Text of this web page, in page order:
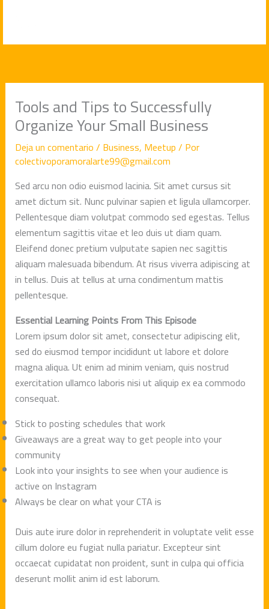
Tools and Tips to Successfully
Organize Your Small Business
Deja un comentario/ Business, Meetup/ Por
colectivoporamoralarte99@gmail.com
Sed arcu non odio euismod lacinia. Sit amet cursus sit
amet dictum sit. Nunc pulvinar sapien et ligula ullamcorper.
Pellentesque diam volutpat commodo sed egestas. Tellus
elementum sagittis vitae et leo duis ut diam quam.
Eleifend donec pretium vulputate sapien nec sagittis
aliquam malesuada bibendum. At risus viverra adipiscing at
in tellus. Duis at tellus at urna condimentum mattis
pellentesque.
Essential Learning Points From This Episode
Lorem ipsum dolor sit amet, consectetur adipiscing elit,
sed do eiusmod tempor incididunt ut labore et dolore
magna aliqua. Ut enim ad minim veniam, quis nostrud
exercitation ullamco laboris nisi ut aliquip ex ea commodo
consequat.
Stick to posting schedules that work
Giveaways are a great way to get people into your
community
Look into your insights to see when your audience is
active on Instagram
Always be clear on what your CTA is
Duis aute irure dolor in reprehenderit in voluptate velit esse
cillum dolore eu fugiat nulla pariatur. Excepteur sint
occaecat cupidatat non proident, sunt in culpa qui officia
deserunt mollit anim id est laborum.